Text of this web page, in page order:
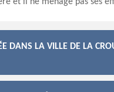
DANS LA VILLE DE LA